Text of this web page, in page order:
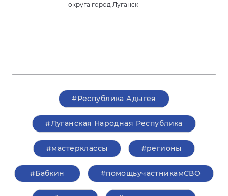
округа город Луганск
#Республика Адыгея
#Луганская Народная Республика
#мастерклассы #регионы
#Бабкин #помощьучастникамСВО